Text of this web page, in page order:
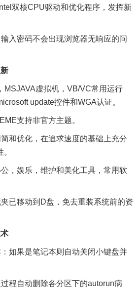
双核CPU驱动和优化程序，发挥新
密码不会出现浏览器无响应的问
虚拟机，VB/VC常用运行
update控件和WGA认证。
支持非官方主题。
优化，在追求速度的基础上充分
娱乐，维护和美化工具，常用软
移动到D盘，免去重装系统前的资
果是笔记本则自动关闭小键盘并
自动删除各分区下的autorun病